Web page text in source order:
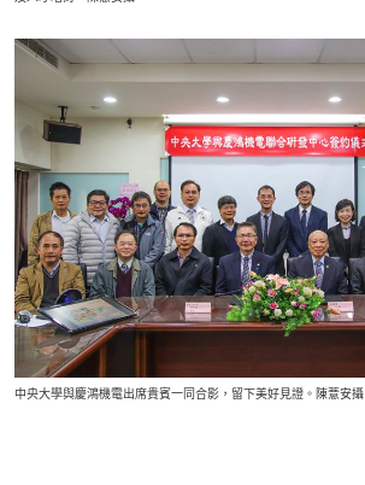
中央大學與慶鴻機電出席貴賓一同合影，留下美好見證。陳薏安攝